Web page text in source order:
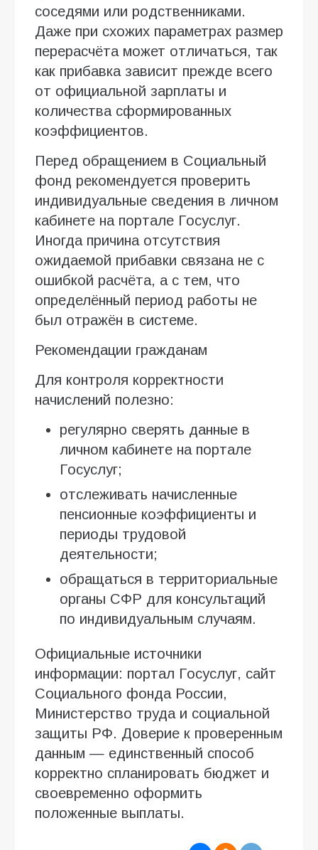
соседями или родственниками.
Даже при схожих параметрах размер
перерасчёта может отличаться, так
как прибавка зависит прежде всего
от официальной зарплаты и
количества сформированных
коэффициентов.
Перед обращением в Социальный
фонд рекомендуется проверить
индивидуальные сведения в личном
кабинете на портале Госуслуг.
Иногда причина отсутствия
ожидаемой прибавки связана не с
ошибкой расчёта, а с тем, что
определённый период работы не
был отражён в системе.
Рекомендации гражданам
Для контроля корректности
начислений полезно:
регулярно сверять данные в
личном кабинете на портале
Госуслуг;
отслеживать начисленные
пенсионные коэффициенты и
периоды трудовой
деятельности;
обращаться в территориальные
органы СФР для консультаций
по индивидуальным случаям.
Официальные источники
информации: портал Госуслуг, сайт
Социального фонда России,
Министерство труда и социальной
защиты РФ. Доверие к проверенным
данным — единственный способ
корректно спланировать бюджет и
своевременно оформить
положенные выплаты.